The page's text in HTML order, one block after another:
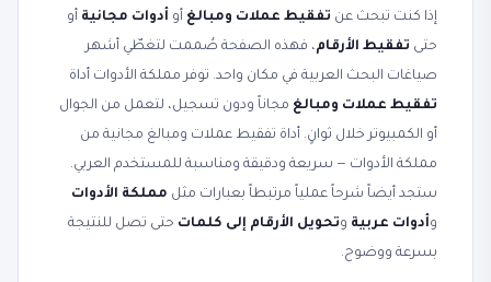
إذا كنت تبحث عن تفقيط عملات ومبالغ أو أدوات مجانية أو
حتى تفقيط الأرقام، فهذه الصفحة صُممت لتغطّي أشهر
صياغات البحث العربية في مكان واحد. توفر مملكة الأدوات أداة
تفقيط عملات ومبالغ مجاناً ودون تسجيل، لتعمل من الجوال
أو الكمبيوتر خلال ثوانٍ. أداة تفقيط عملات ومبالغ مجانية من
مملكة الأدوات — سريعة ودقيقة ومناسبة للمستخدم العربي.
ستجد أيضاً شرحاً عملياً مرتبطاً بعبارات مثل مملكة الأدوات
وأدوات عربية وتحويل الأرقام إلى كلمات حتى تصل للنتيجة
بسرعة ووضوح.